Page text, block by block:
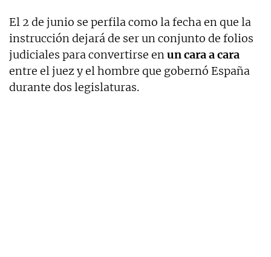
El 2 de junio se perfila como la fecha en que la
instrucción dejará de ser un conjunto de folios
judiciales para convertirse enun cara a cara
entre el juez y el hombre que gobernó España
durante dos legislaturas.